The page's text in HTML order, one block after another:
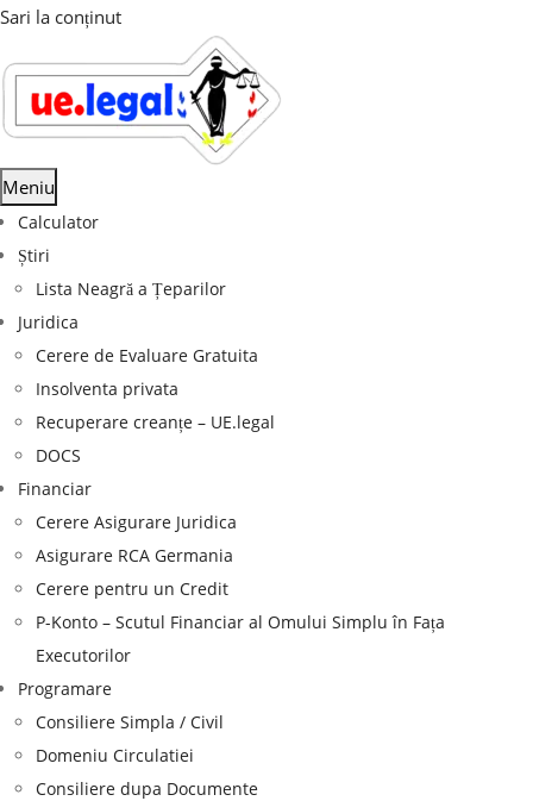
Sari la conținut
Meniu
Calculator
Știri
Lista Neagră a Țeparilor
Juridica
Cerere de Evaluare Gratuita
Insolventa privata
Recuperare creanțe – UE.legal
DOCS
Financiar
Cerere Asigurare Juridica
Asigurare RCA Germania
Cerere pentru un Credit
P-Konto – Scutul Financiar al Omului Simplu în Fața
Executorilor
Programare
Consiliere Simpla / Civil
Domeniu Circulatiei
Consiliere dupa Documente